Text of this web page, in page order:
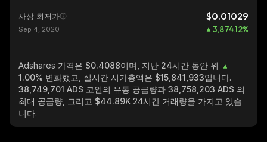
사상 최저가 $0.01029
Sep 4, 2020 3,874.12%
Adshares 가격은 $0.4088이며, 지난 24시간 동안 위
1.00% 변화했고, 실시간 시가총액은 $15,841,933입니다.
38,749,701 ADS 코인의 유통 공급량과 38,758,203 ADS 의
최대 공급량, 그리고 $44.89K 24시간 거래량을 가지고 있습
니다.